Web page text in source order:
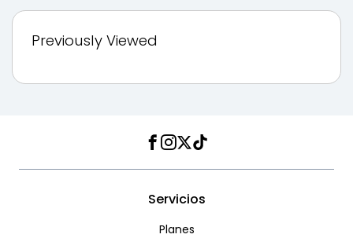
Previously Viewed
Facebook
Instagram
Twitter
TikTok
Servicios
Planes